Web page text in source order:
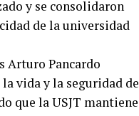
y se consolidaron
de la universidad
Arturo Pancardo
vida y la seguridad de
que la USJT mantiene